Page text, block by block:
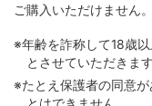
ご購入いただけません。
※年齢を詐称して18歳
とさせていただきます
※たとえ保護者の同意